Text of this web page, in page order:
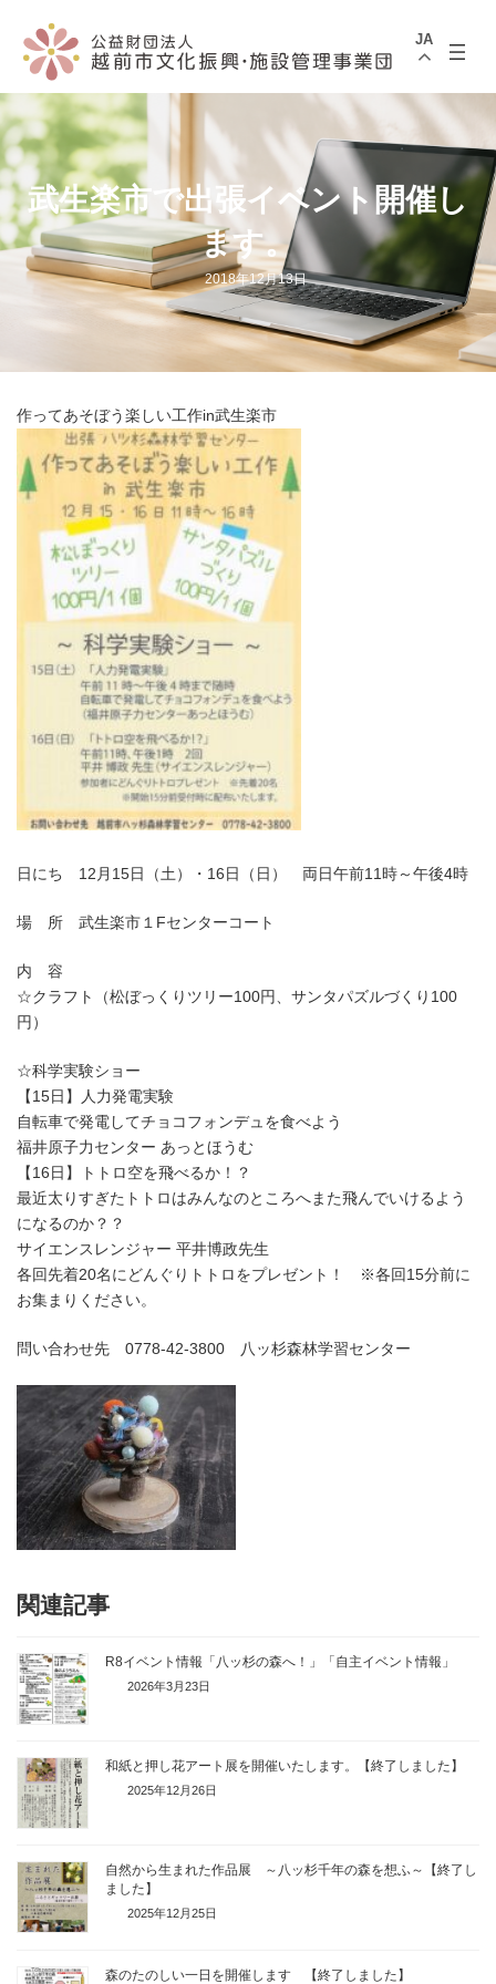
へ
ス
キ
ッ
プ
ョ
ン
に
移
動
JA
武生楽市で出張イベント開催し
ます。
2018年12月13日
作ってあそぼう楽しい工作in武生楽市
日にち 12月15日（土）・16日（日） 両日午前11時～午後4時
場 所 武生楽市１Fセンターコート
内 容
☆クラフト（松ぼっくりツリー100円、サンタパズルづくり100
円）
☆科学実験ショー
【15日】人力発電実験
自転車で発電してチョコフォンデュを食べよう
福井原子力センター あっとほうむ
【16日】トトロ空を飛べるか！？
最近太りすぎたトトロはみんなのところへまた飛んでいけるよう
になるのか？？
サイエンスレンジャー 平井博政先生
各回先着20名にどんぐりトトロをプレゼント！ ※各回15分前に
お集まりください。
問い合わせ先 0778-42-3800 八ッ杉森林学習センター
関連記事
R8イベント情報「八ッ杉の森へ！」「自主イベント情報」
2026年3月23日
和紙と押し花アート展を開催いたします。【終了しました】
2025年12月26日
自然から生まれた作品展 ～八ッ杉千年の森を想ふ～【終了し
ました】
2025年12月25日
森のたのしい一日を開催します 【終了しました】